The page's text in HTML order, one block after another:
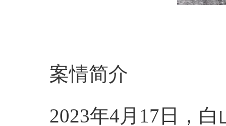
案情简介
2023年4月17日，白